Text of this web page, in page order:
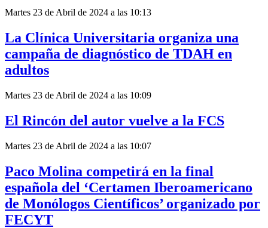
Martes 23 de Abril de 2024 a las 10:13
La Clínica Universitaria organiza una
campaña de diagnóstico de TDAH en
adultos
Martes 23 de Abril de 2024 a las 10:09
El Rincón del autor vuelve a la FCS
Martes 23 de Abril de 2024 a las 10:07
Paco Molina competirá en la final
española del ‘Certamen Iberoamericano
de Monólogos Científicos’ organizado por
FECYT